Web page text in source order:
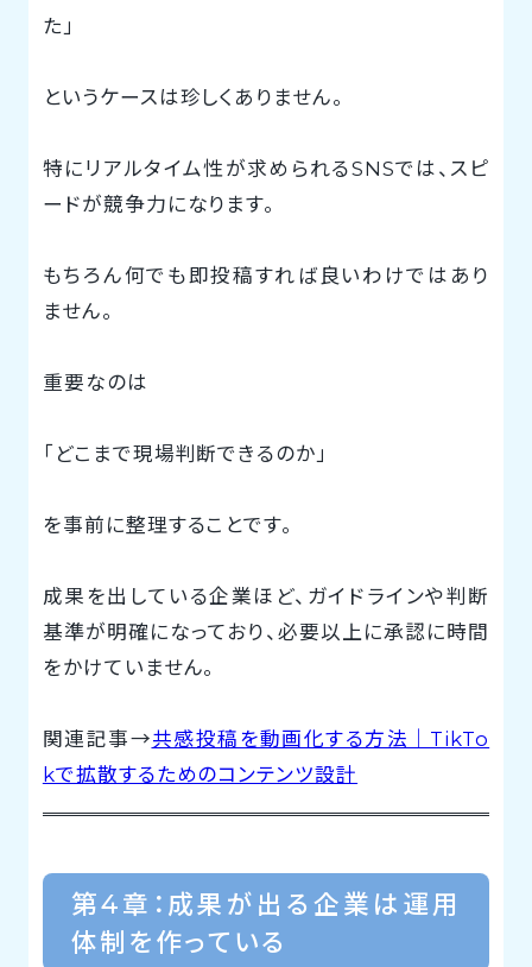
た」
というケースは珍しくありません。
特にリアルタイム性が求められるSNSでは、スピ
ードが競争力になります。
もちろん何でも即投稿すれば良いわけではあり
ません。
重要なのは
「どこまで現場判断できるのか」
を事前に整理することです。
成果を出している企業ほど、ガイドラインや判断
基準が明確になっており、必要以上に承認に時間
をかけていません。
関連記事→共感投稿を動画化する方法｜TikTo
kで拡散するためのコンテンツ設計
第4章：成果が出る企業は運用
体制を作っている